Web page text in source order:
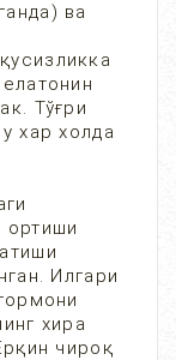
ва
Тўғри
хар холда
ортиши
Илгари
хира
чироқ